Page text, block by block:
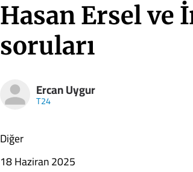
Hasan Ersel ve
soruları
Ercan Uygur
T24
Diğer
18 Haziran 2025